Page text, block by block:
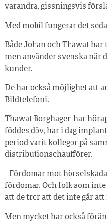
varandra, gissningsvis
Med mobil fungerar det
Både Johan och Thawat
men använder svenska när
kunder.
De har också möjlighet att
Bildtelefoni.
Thawat Borghagen har
föddes döv, har i dag
period varit kollegor på
distributionschaufförer.
– Fördomar mot
fördomar. Och folk som
att de tror att det inte går att
Men mycket har också